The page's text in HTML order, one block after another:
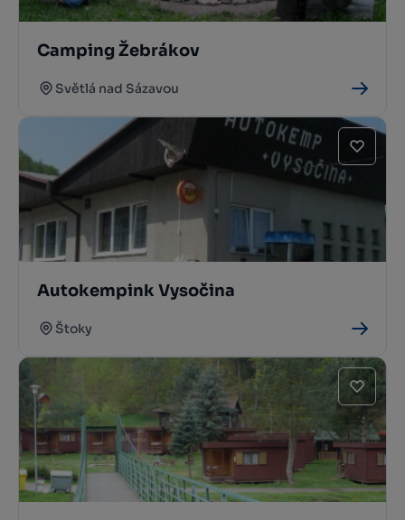
Camping Žebrákov
Světlá nad Sázavou
Autokempink Vysočina
Štoky